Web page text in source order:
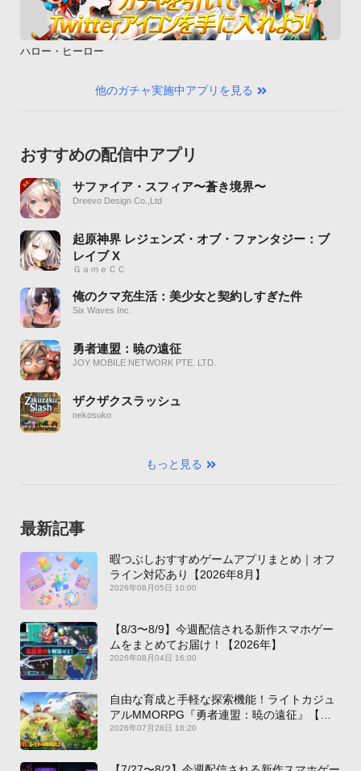
ハロー・ヒーロー
他のガチャ実施中アプリを見る
おすすめの配信中アプリ
サファイア・スフィア〜蒼き境界〜
Dreevo Design Co.,Ltd
起原神界 レジェンズ・オブ・ファンタジー：ブ
レイブ X
ＧａｍｅＣＣ
俺のクマ充生活：美少女と契約しすぎた件
Six Waves Inc.
勇者連盟：暁の遠征
JOY MOBILE NETWORK PTE. LTD.
ザクザクスラッシュ
nekosuko
もっと見る
最新記事
暇つぶしおすすめゲームアプリまとめ｜オフ
ライン対応あり【2026年8月】
2026年08月05日 10:00
【8/3〜8/9】今週配信される新作スマホゲー
ムをまとめてお届け！【2026年】
2026年08月04日 16:00
自由な育成と手軽な探索機能！ライトカジュ
アルMMORPG『勇者連盟：暁の遠征』【最
新作PICKUP】
2026年07月28日 18:20